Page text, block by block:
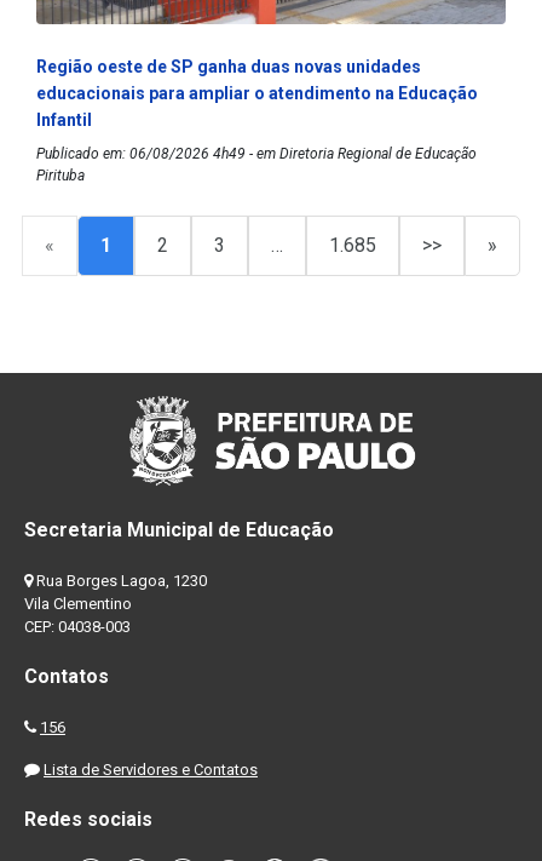
Região oeste de SP ganha duas novas unidades
educacionais para ampliar o atendimento na Educação
Infantil
Publicado em: 06/08/2026 4h49 - em Diretoria Regional de Educação
Pirituba
« 1 2 3 … 1.685 >> »
Secretaria Municipal de Educação
Rua Borges Lagoa, 1230
Vila Clementino
CEP: 04038-003
Contatos
156
Lista de Servidores e Contatos
Redes sociais